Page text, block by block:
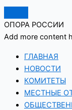
ОПОРА РОССИИ
Add more content
ГЛАВНАЯ
НОВОСТИ
КОМИТЕТЫ
МЕСТНЫЕ